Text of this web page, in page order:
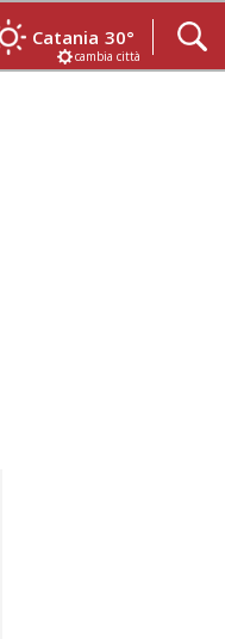
Catania 30°
cambia città